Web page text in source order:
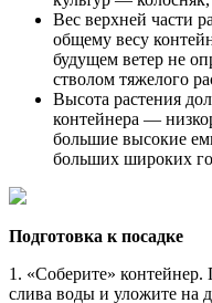
Вес верхней части
общему весу
будущем ветер не
стволом тяжелого
Высота растения
контейнера —
большие высокие
больших широких
Подготовка к посадке
1. «Соберите» контейнер.
слива воды и уложите на